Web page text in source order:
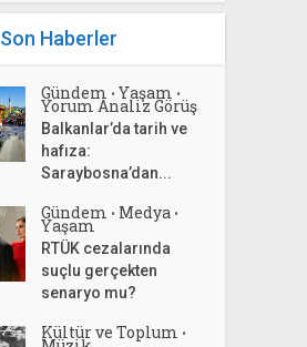
Son Haberler
Gündem • Yaşam •
Yorum Analiz Görüş
Balkanlar’da tarih ve
hafıza:
Saraybosna’dan...
Gündem • Medya •
Yaşam
RTÜK cezalarında
suçlu gerçekten
senaryo mu?
Kültür ve Toplum •